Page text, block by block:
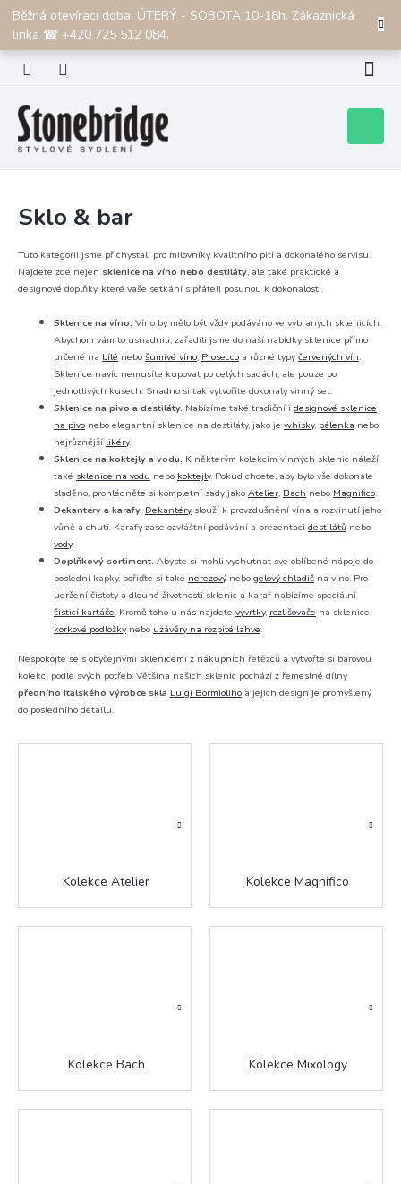
Přejít
obsah
Běžná otevírací doba: ÚTERÝ - SOBOTA 10-18h. Zákaznická
linka ☎ +420 725 512 084.
CZK
košík
Sklo & bar
Tuto kategorii jsme přichystali pro milovníky kvalitního pití a dokonalého servisu.
Najdete zde nejen sklenice na víno nebo destiláty, ale také praktické a
designové doplňky, které vaše setkání s přáteli posunou k dokonalosti.
Sklenice na víno. Víno by mělo být vždy podáváno ve vybraných sklenicích.
Abychom vám to usnadnili, zařadili jsme do naší nabídky sklenice přímo
určené na bílé nebo šumivé víno, Prosecco a různé typy červených vín.
Sklenice navíc nemusíte kupovat po celých sadách, ale pouze po
jednotlivých kusech. Snadno si tak vytvoříte dokonalý vinný set.
Sklenice na pivo a destiláty. Nabízíme také tradiční i designové sklenice
na pivo nebo elegantní sklenice na destiláty, jako je whisky, pálenka nebo
nejrůznější likéry.
Sklenice na koktejly a vodu. K některým kolekcím vinných sklenic náleží
také sklenice na vodu nebo koktejly. Pokud chcete, aby bylo vše dokonale
sladěno, prohlédněte si kompletní sady jako Atelier, Bach nebo Magnifico.
Dekantéry a karafy. Dekantéryslouží k provzdušnění vína a rozvinutí jeho
vůně a chuti. Karafy zase ozvláštní podávání a prezentaci destilátů nebo
vody.
Doplňkový sortiment. Abyste si mohli vychutnat své oblíbené nápoje do
poslední kapky, pořiďte si také nerezovýnebo gelový chladič na víno. Pro
udržení čistoty a dlouhé životnosti sklenic a karaf nabízíme speciální
čisticí kartáče. Kromě toho u nás najdete vývrtky, rozlišovače na sklenice,
korkové podložkynebo uzávěry na rozpité lahve.
Nespokojte se s obyčejnými sklenicemi z nákupních řetězců a vytvořte si barovou
kolekci podle svých potřeb. Většina našich sklenic pochází z řemeslné dílny
předního italského výrobce skla Luigi Bormioliho a jejich design je promyšlený
do posledního detailu.
Kolekce Atelier Kolekce Magnifico
Kolekce Bach Kolekce Mixology